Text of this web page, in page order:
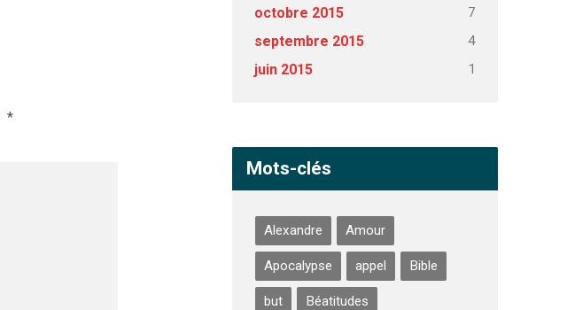
*
octobre 2015 7
septembre 2015 4
juin 2015 1
Mots-clés
Alexandre Amour
Apocalypse appel Bible
but Béatitudes